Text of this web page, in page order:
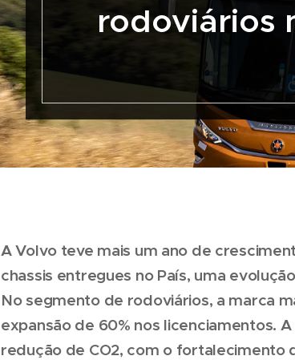
rodoviários
A Volvo teve mais um ano de
chassis entregues no País, uma
No segmento de rodoviários, a marca
expansão de 60% nos licenciamentos.
redução de CO2, com o